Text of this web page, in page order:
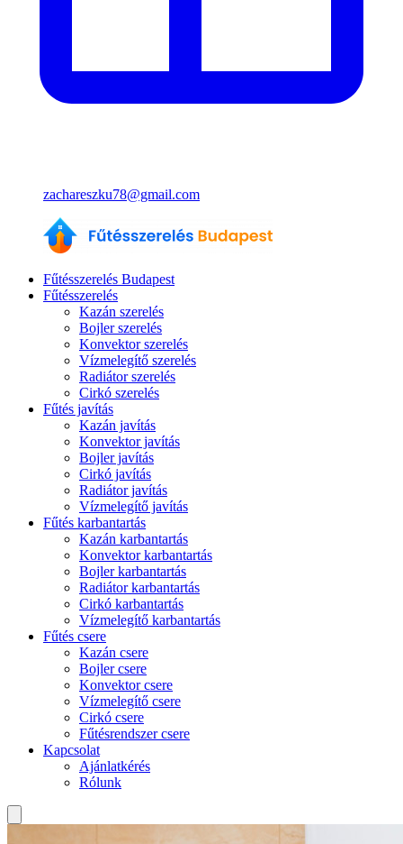
zachareszku78@gmail.com
Fűtésszerelés Budapest
Fűtésszerelés
Kazán szerelés
Bojler szerelés
Konvektor szerelés
Vízmelegítő szerelés
Radiátor szerelés
Cirkó szerelés
Fűtés javítás
Kazán javítás
Konvektor javítás
Bojler javítás
Cirkó javítás
Radiátor javítás
Vízmelegítő javítás
Fűtés karbantartás
Kazán karbantartás
Konvektor karbantartás
Bojler karbantartás
Radiátor karbantartás
Cirkó karbantartás
Vízmelegítő karbantartás
Fűtés csere
Kazán csere
Bojler csere
Konvektor csere
Vízmelegítő csere
Cirkó csere
Fűtésrendszer csere
Kapcsolat
Ajánlatkérés
Rólunk